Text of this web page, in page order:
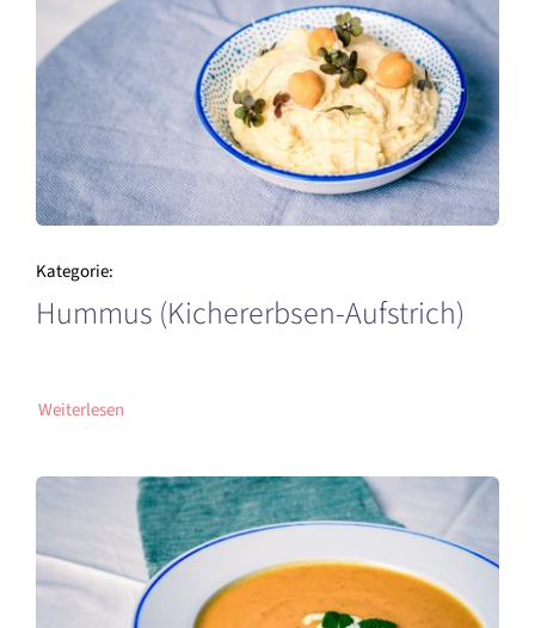
Kategorie:
Hummus (Kichererbsen-Aufstrich)
Weiterlesen